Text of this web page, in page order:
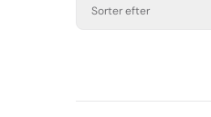
Sorter efter